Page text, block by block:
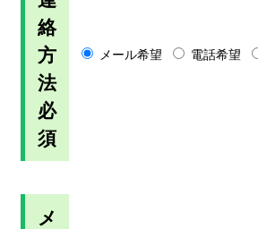
絡
方
法
必
須
メール希望 電話希望
メ